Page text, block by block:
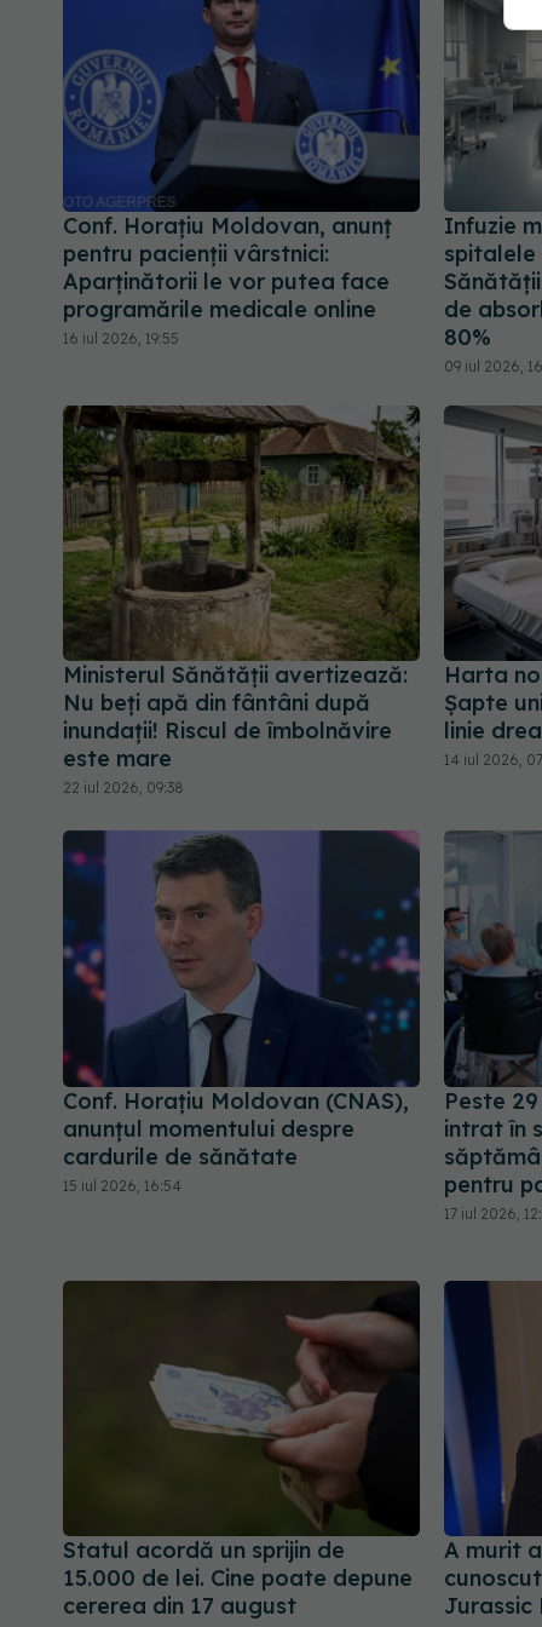
Conf. Horațiu Moldovan, anunț
pentru pacienții vârstnici:
Aparținătorii le vor putea face
programările medicale online
16 iul 2026, 19:55
Infuzie
spitalele
de
80%
09 iul 2026,
Ministerul Sănătății avertizează:
Nu beți apă din fântâni după
inundații! Riscul de îmbolnăvire
este mare
22 iul 2026, 09:38
Harta
Șapte
linie
14 iul 2026,
Conf. Horațiu Moldovan (CNAS),
anunțul momentului despre
cardurile de sănătate
15 iul 2026, 16:54
Peste
intrat în
pentru
17 iul 2026,
Statul acordă un sprijin de
15.000 de lei. Cine poate depune
cererea din 17 august
A murit
Jurassic